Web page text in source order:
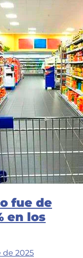
fue de
en los
de 2025